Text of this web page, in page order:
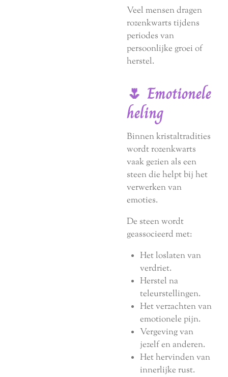
Veel mensen dragen
rozenkwarts tijdens
periodes van
persoonlijke groei of
herstel.
🌷 Emotionele
heling
Binnen kristaltradities
wordt rozenkwarts
vaak gezien als een
steen die helpt bij het
verwerken van
emoties.
De steen wordt
geassocieerd met:
Het loslaten van
verdriet.
Herstel na
teleurstellingen.
Het verzachten van
emotionele pijn.
Vergeving van
jezelf en anderen.
Het hervinden van
innerlijke rust.